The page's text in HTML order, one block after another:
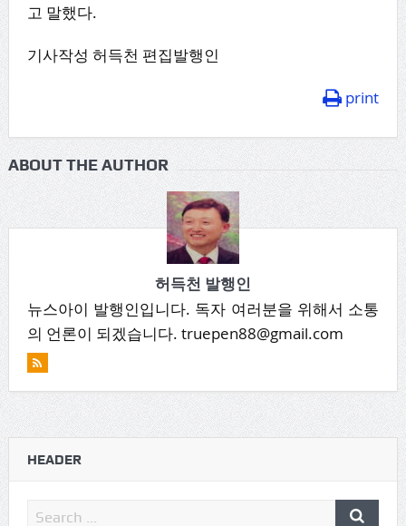
고 말했다.
기사작성 허득천 편집발행인
print
ABOUT THE AUTHOR
허득천 발행인
뉴스아이 발행인입니다. 독자 여러분을 위해서 소통
의 언론이 되겠습니다. truepen88@gmail.com
HEADER